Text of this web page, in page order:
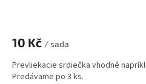
10 Kč / sada
Prevliekacie srdiečka vhodné
Predávame po 3 ks.